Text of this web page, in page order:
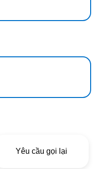
Yêu cầu gọi lại